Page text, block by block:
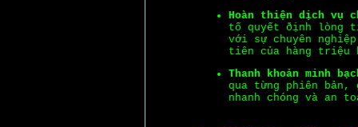
Hoàn thiện dịch vụ
tố quyết ðịnh lòng
với sự chuyên
tiên của hàng triệu
Thanh khoản minh
qua từng phiên bản,
nhanh chóng và an